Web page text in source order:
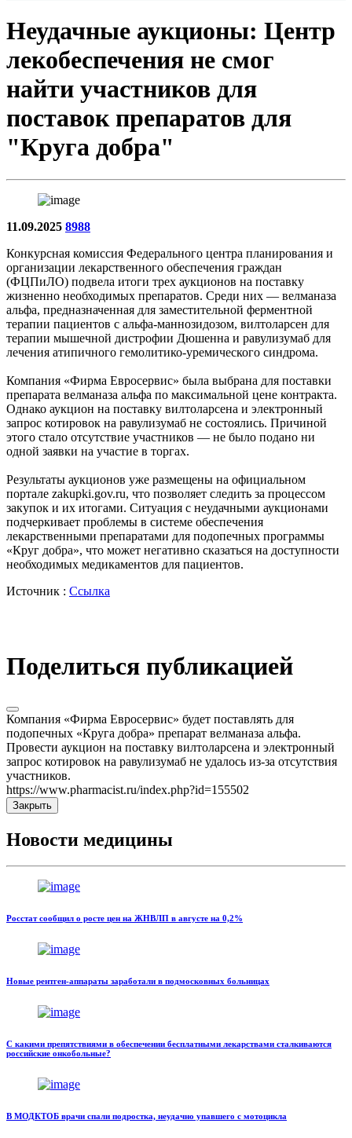
Неудачные аукционы: Центр
лекобеспечения не смог
найти участников для
поставок препаратов для
"Круга добра"
11.09.2025 8988
Конкурсная комиссия Федерального центра планирования и
организации лекарственного обеспечения граждан
(ФЦПиЛО) подвела итоги трех аукционов на поставку
жизненно необходимых препаратов. Среди них — велманаза
альфа, предназначенная для заместительной ферментной
терапии пациентов с альфа-маннозидозом, вилтоларсен для
терапии мышечной дистрофии Дюшенна и равулизумаб для
лечения атипичного гемолитико-уремического синдрома.
Компания «Фирма Евросервис» была выбрана для поставки
препарата велманаза альфа по максимальной цене контракта.
Однако аукцион на поставку вилтоларсена и электронный
запрос котировок на равулизумаб не состоялись. Причиной
этого стало отсутствие участников — не было подано ни
одной заявки на участие в торгах.
Результаты аукционов уже размещены на официальном
портале zakupki.gov.ru, что позволяет следить за процессом
закупок и их итогами. Ситуация с неудачными аукционами
подчеркивает проблемы в системе обеспечения
лекарственными препаратами для подопечных программы
«Круг добра», что может негативно сказаться на доступности
необходимых медикаментов для пациентов.
Источник : Ссылка
Поделиться публикацией
Компания «Фирма Евросервис» будет поставлять для
подопечных «Круга добра» препарат велманаза альфа.
Провести аукцион на поставку вилтоларсена и электронный
запрос котировок на равулизумаб не удалось из-за отсутствия
участников.
https://www.pharmacist.ru/index.php?id=155502
Закрыть
Новости медицины
Росстат сообщил о росте цен на ЖНВЛП в августе на 0,2%
Новые рентген-аппараты заработали в подмосковных больницах
С какими препятствиями в обеспечении бесплатными лекарствами сталкиваются
российские онкобольные?
В МОДКТОБ врачи спали подростка, неудачно упавшего с мотоцикла